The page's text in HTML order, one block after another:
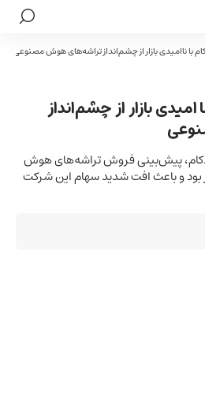
با ناامیدی بازار از چشم‌انداز تراشه‌های هوش مصنوعی
بازار از چشم‌انداز
پیش‌بینی فروش تراشه‌های هوش
بود و باعث افت شدید سهام این شرکت